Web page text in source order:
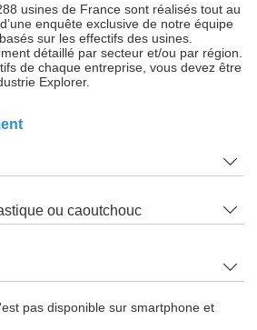
usines de France sont réalisés tout au
enquête exclusive de notre équipe
sur les effectifs des usines.
détaillé par secteur et/ou par région.
de chaque entreprise, vous devez être
Explorer.
ou caoutchouc
pas disponible sur smartphone et